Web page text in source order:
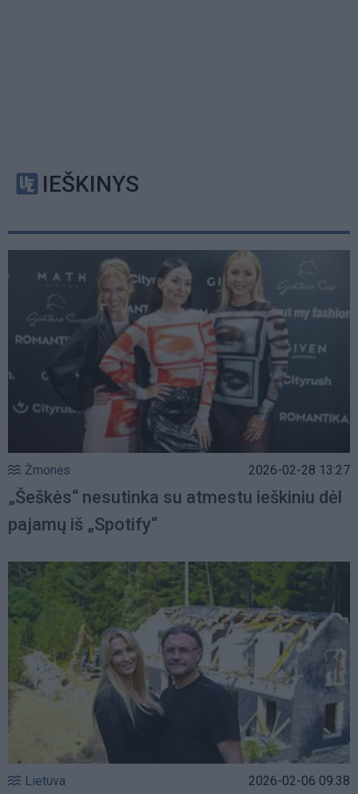
IEŠKINYS
Žmonės 2026-02-28 13:27
„Šeškės“ nesutinka su atmestu ieškiniu dėl
pajamų iš „Spotify“
Lietuva 2026-02-06 09:38